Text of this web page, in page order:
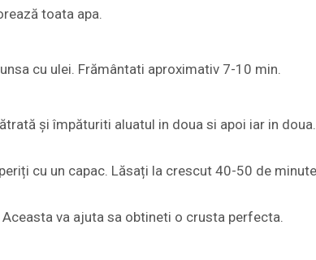
toata apa.
cu ulei. Frământati aproximativ 7-10 min.
și împăturiti aluatul in doua si apoi iar in
cu un capac. Lăsați la crescut 40-50 de
va ajuta sa obtineti o crusta perfecta.